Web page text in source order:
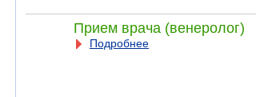
Прием врача (венеролог)
Подробнее